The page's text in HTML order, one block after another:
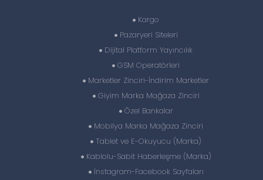
Kargo
Pazaryeri Siteleri
Dijital Platform Yayıncılık
GSM Operatörleri
Marketler Zinciri-İndirim Marketler
Giyim Marka Mağaza Zinciri
Özel Bankalar
Mobilya Marka Mağaza Zinciri
Tablet ve E-Okuyucu (Marka)
Kablolu-Sabit Haberleşme (Marka)
İnstagram-Facebook Sayfaları